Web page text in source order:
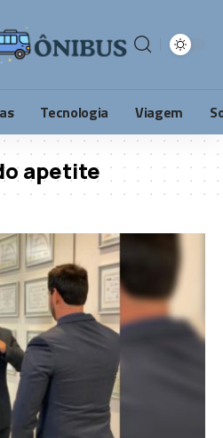
Tecnologia Viagem
apetite